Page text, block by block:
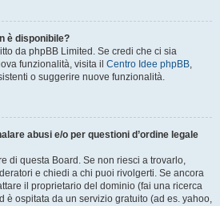
è disponibile?
da phpBB Limited. Se credi che ci sia
funzionalità, visita il Centro Idee phpBB,
o suggerire nuove funzionalità.
abusi e/o per questioni d’ordine legale
di questa Board. Se non riesci a trovarlo,
e chiedi a chi puoi rivolgerti. Se ancora
il proprietario del dominio (fai una ricerca
è ospitata da un servizio gratuito (ad es. yahoo,